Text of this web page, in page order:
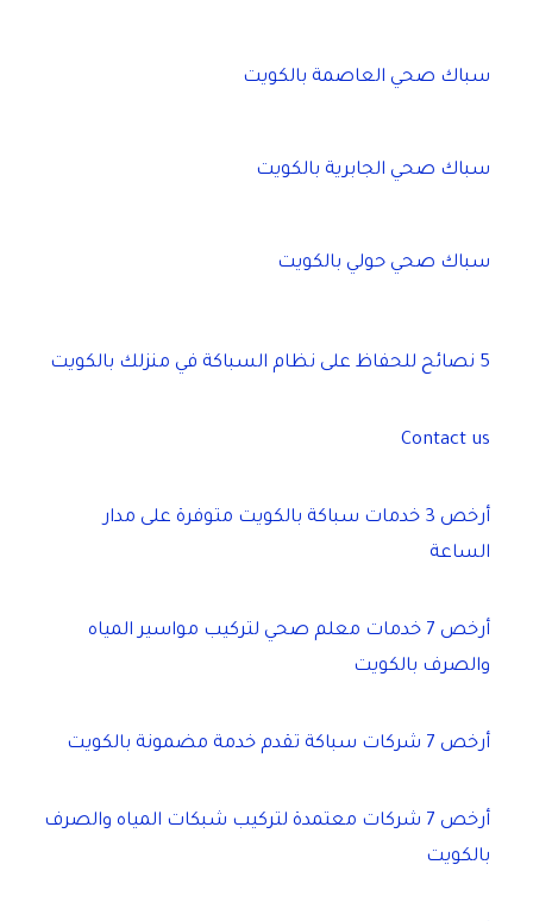
سباك صحي العاصمة بالكويت
سباك صحي الجابرية بالكويت
سباك صحي حولي بالكويت
5 نصائح للحفاظ على نظام السباكة في منزلك بالكويت
Contact us
أرخص 3 خدمات سباكة بالكويت متوفرة على مدار
الساعة
أرخص 7 خدمات معلم صحي لتركيب مواسير المياه
والصرف بالكويت
أرخص 7 شركات سباكة تقدم خدمة مضمونة بالكويت
أرخص 7 شركات معتمدة لتركيب شبكات المياه والصرف
بالكويت